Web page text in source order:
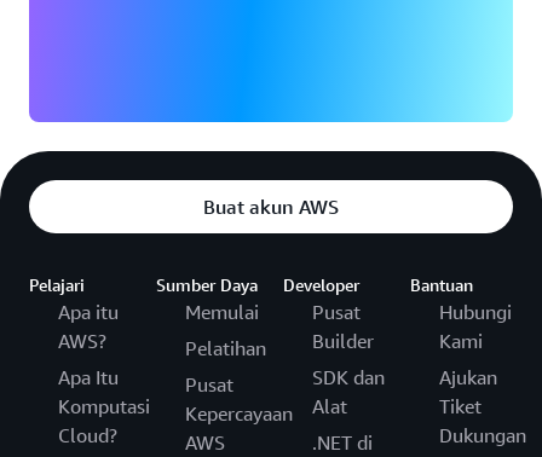
Buat akun AWS
Pelajari
Apa itu
AWS?
Apa Itu
Komputasi
Cloud?
Sumber Daya
Memulai
Pelatihan
Pusat
Kepercayaan
AWS
Developer
Pusat
Builder
SDK dan
Alat
.NET di
Bantuan
Hubungi
Kami
Ajukan
Tiket
Dukungan